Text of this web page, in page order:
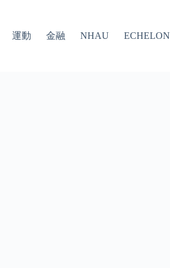
運動 金融 NHAU ECHELON